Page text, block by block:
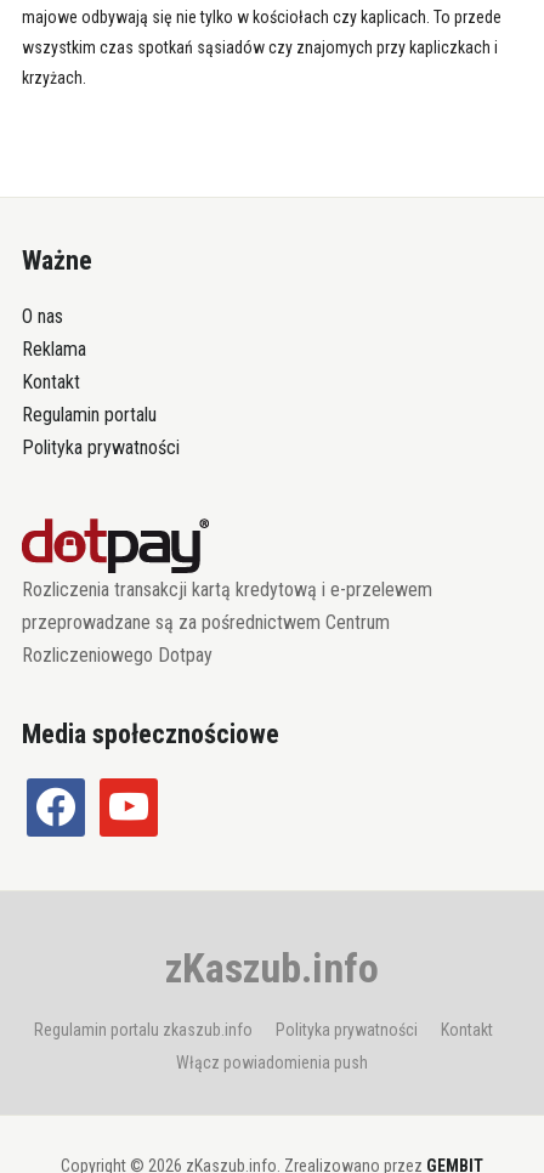
majowe odbywają się nie tylko w kościołach czy kaplicach. To przede
wszystkim czas spotkań sąsiadów czy znajomych przy kapliczkach i
krzyżach.
Ważne
O nas
Reklama
Kontakt
Regulamin portalu
Polityka prywatności
Rozliczenia transakcji kartą kredytową i e-przelewem
przeprowadzane są za pośrednictwem Centrum
Rozliczeniowego Dotpay
Media społecznościowe
facebook youtube
zKaszub.info
Regulamin portalu zkaszub.info Polityka prywatności
Kontakt
Włącz powiadomienia push
Copyright © 2026 zKaszub.info. Zrealizowano przez GEMBIT